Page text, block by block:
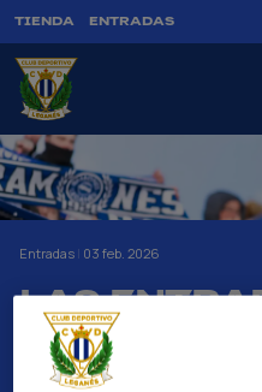
TIENDA ENTRADAS
Entradas | 03 feb. 2026
LAS
CÓRDOBA,
EL